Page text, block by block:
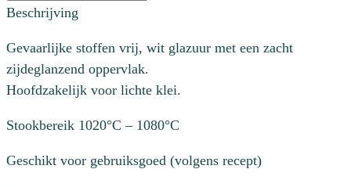
Weiss
aantal
Beschrijving
Gevaarlijke stoffen vrij, wit glazuur met een zacht
zijdeglanzend oppervlak.
Hoofdzakelijk voor lichte klei.
Stookbereik 1020°C – 1080°C
Geschikt voor gebruiksgoed (volgens recept)